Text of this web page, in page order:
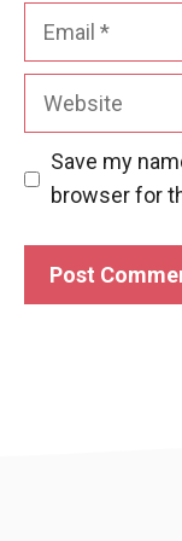
Website
Save my
browser for